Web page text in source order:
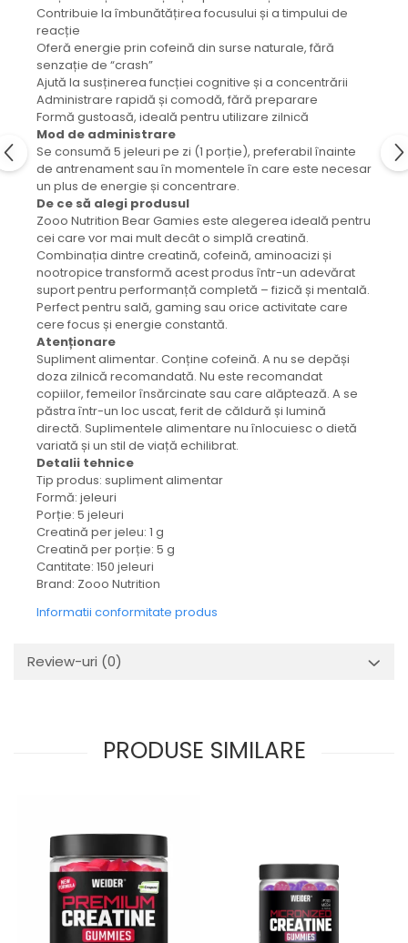
Contribuie la îmbunătățirea focusului și a timpului de
reacție
Oferă energie prin cofeină din surse naturale, fără
senzație de “crash”
Ajută la susținerea funcției cognitive și a concentrării
Administrare rapidă și comodă, fără preparare
Formă gustoasă, ideală pentru utilizare zilnică
Mod de administrare
Se consumă 5 jeleuri pe zi (1 porție), preferabil înainte
de antrenament sau în momentele în care este necesar
un plus de energie și concentrare.
De ce să alegi produsul
Zooo Nutrition Bear Gamies este alegerea ideală pentru
cei care vor mai mult decât o simplă creatină.
Combinația dintre creatină, cofeină, aminoacizi și
nootropice transformă acest produs într-un adevărat
suport pentru performanță completă – fizică și mentală.
Perfect pentru sală, gaming sau orice activitate care
cere focus și energie constantă.
Atenționare
Supliment alimentar. Conține cofeină. A nu se depăși
doza zilnică recomandată. Nu este recomandat
copiilor, femeilor însărcinate sau care alăptează. A se
păstra într-un loc uscat, ferit de căldură și lumină
directă. Suplimentele alimentare nu înlocuiesc o dietă
variată și un stil de viață echilibrat.
Detalii tehnice
Tip produs: supliment alimentar
Formă: jeleuri
Porție: 5 jeleuri
Creatină per jeleu: 1 g
Creatină per porție: 5 g
Cantitate: 150 jeleuri
Brand: Zooo Nutrition
Informatii conformitate produs
Review-uri (0)
PRODUSE SIMILARE